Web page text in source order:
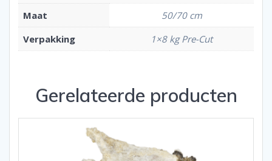
Maat
50/70 cm
Verpakking
1×8 kg Pre-Cut
Gerelateerde producten